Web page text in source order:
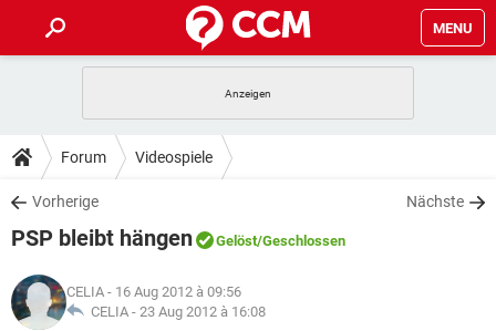
MENU
ANDROID
WINDOWS 10
WHATSAPP TIKTOK
FACEBOOK
TIPPS & TRICKS
SPIELE
WHATSAPP
DOWNLOADS
SPIELE STREAMING
ANDROID
WINDOWS 10 INSTAGRAM
SPIELE
LEXIKON
Forum Videospiele
Vorherige Nächste
PSP bleibt hängen Gelöst/Geschlossen
CELIA - 16 Aug 2012 à 09:56
CELIA - 23 Aug 2012 à 16:08